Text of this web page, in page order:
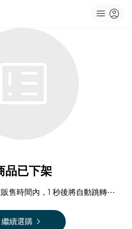
menu account_circle
品已下架
售時間內，1 秒後將自動跳轉⋯
繼續選購 chevron_right